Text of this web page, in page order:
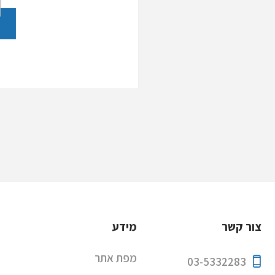
צור קשר
03-5332283
מידע
מפת אתר